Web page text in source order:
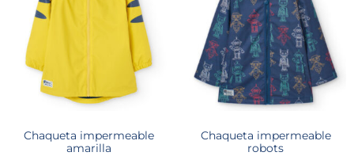
Chaqueta impermeable
amarilla
Chaqueta impermeable
robots